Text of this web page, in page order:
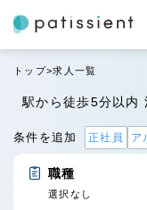
トップ 求人一覧
駅から徒歩5分以内
条件を追加 正社員 ア
職種
選択なし